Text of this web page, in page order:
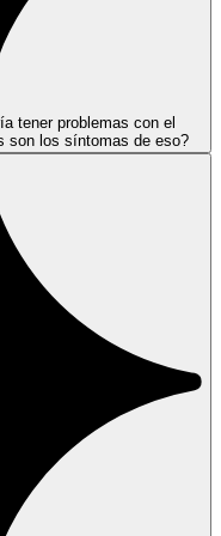
tener problemas con el
son los síntomas de eso?